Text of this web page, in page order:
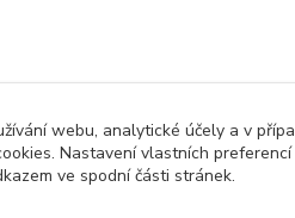
webu, analytické účely a v
Nastavení vlastních
ve spodní části stránek.